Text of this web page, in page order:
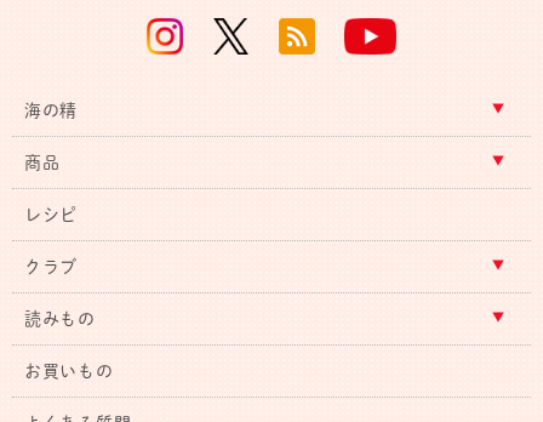
海の精
商品
レシピ
クラブ
読みもの
お買いもの